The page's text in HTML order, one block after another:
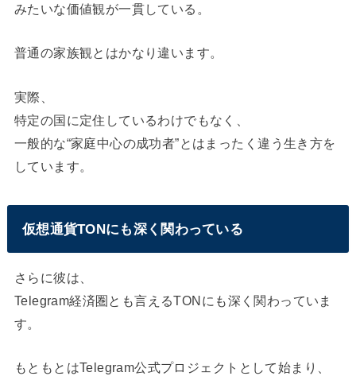
みたいな価値観が一貫している。
普通の家族観とはかなり違います。
実際、
特定の国に定住しているわけでもなく、
一般的な“家庭中心の成功者”とはまったく違う生き方を
しています。
仮想通貨TONにも深く関わっている
さらに彼は、
Telegram経済圏とも言えるTONにも深く関わっていま
す。
もともとはTelegram公式プロジェクトとして始まり、